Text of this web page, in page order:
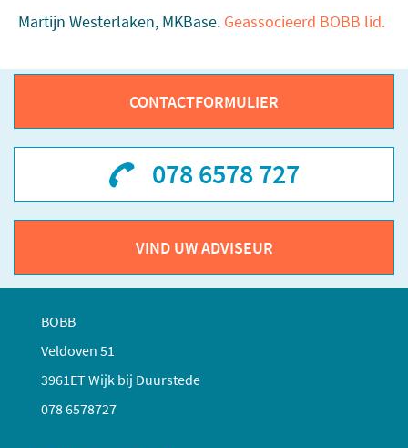
Martijn Westerlaken, MKBase. Geassocieerd BOBB lid.
CONTACTFORMULIER
078 6578 727
VIND UW ADVISEUR
BOBB
Veldoven 51
3961ET Wijk bij Duurstede
078 6578727